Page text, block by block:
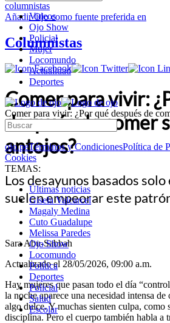
Videos
Ojo Show
Policial
Mujer
Locomundo
Actualidad
Deportes
Comer para vivir: ¿Por qué después de
ojo.peTérminos y CondicionesPolítica de
Cookies
TEMAS:
Últimas noticias
Gisela Valcarcel
Magaly Medina
Cuto Guadalupe
Melissa Paredes
Ojo Show
Locomundo
Política
Deportes
Policial
Salud
Escolar
columnistas
AñadirOjocomo fuente preferida en
Columnistas
Comer para vivir:
después de comer
antojos?
Los desayunos basados solo
suelen empeorar este
Sara Abu-Sabbah
Actualizado el 28/05/2026, 09:00 a.m.
Hay mujeres que pasan todo el día
la noche aparece una necesidad intensa
algo dulce. Y muchas sienten culpa, como
disciplina. Pero el cuerpo también habla a